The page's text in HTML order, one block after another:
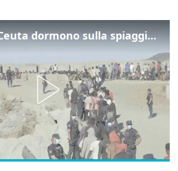
I migranti a Ceuta dormono sulla spiaggia: "Vogliamo entrare in Europa"